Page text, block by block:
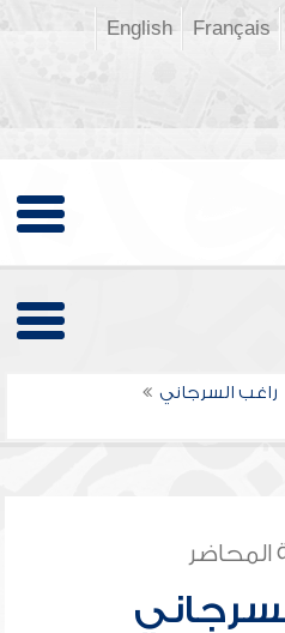
Français
English
راغب السرجاني